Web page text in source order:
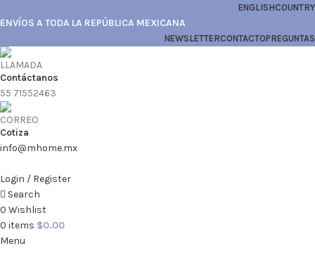
ENGLISHCOUNTRY
ENVÍOS A TODA LA REPÚBLICA MEXICANA
NEWSLETTERCONTACTOPREGUNTAS
Contáctanos
55 71552463
Cotiza
info@mhome.mx
Login / Register
Search
0 Wishlist
0 items $0.00
Menu